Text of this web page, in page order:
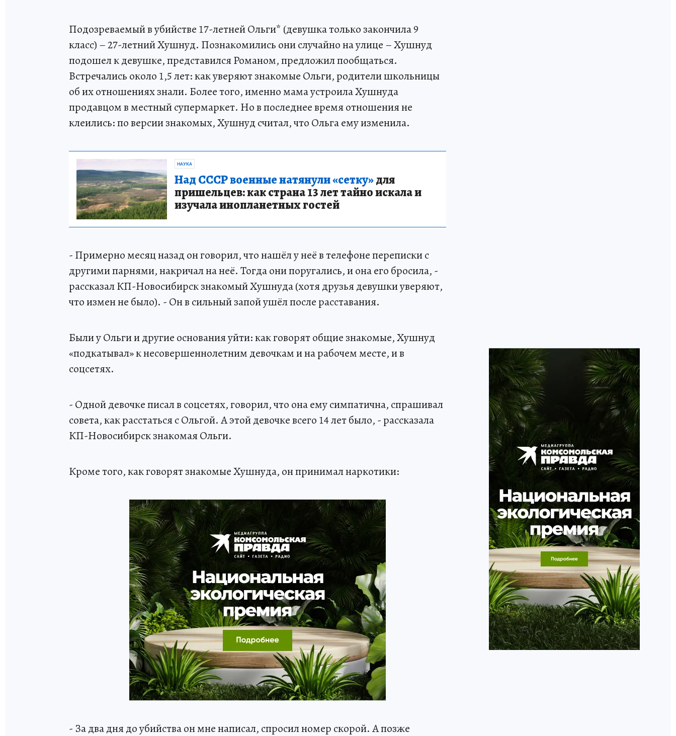
Подозреваемый в убийстве 17-летней Ольги* (девушка только закончила 9
класс) – 27-летний Хушнуд. Познакомились они случайно на улице – Хушнуд
подошел к девушке, представился Романом, предложил пообщаться.
Встречались около 1,5 лет: как уверяют знакомые Ольги, родители школьницы
об их отношениях знали. Более того, именно мама устроила Хушнуда
продавцом в местный супермаркет. Но в последнее время отношения не
клеились: по версии знакомых, Хушнуд считал, что Ольга ему изменила.
НАУКА
Над СССР военные натянули «сетку»для
пришельцев: как страна 13 лет тайно искала и
изучала инопланетных гостей
- Примерно месяц назад он говорил, что нашёл у неё в телефоне переписки с
другими парнями, накричал на неё. Тогда они поругались, и она его бросила, -
рассказал КП-Новосибирск знакомый Хушнуда (хотя друзья девушки уверяют,
что измен не было). - Он в сильный запой ушёл после расставания.
Были у Ольги и другие основания уйти: как говорят общие знакомые, Хушнуд
«подкатывал» к несовершеннолетним девочкам и на рабочем месте, и в
соцсетях.
- Одной девочке писал в соцсетях, говорил, что она ему симпатична, спрашивал
совета, как расстаться с Ольгой. А этой девочке всего 14 лет было, - рассказала
КП-Новосибирск знакомая Ольги.
Кроме того, как говорят знакомые Хушнуда, он принимал наркотики:
- За два дня до убийства он мне написал, спросил номер скорой. А позже